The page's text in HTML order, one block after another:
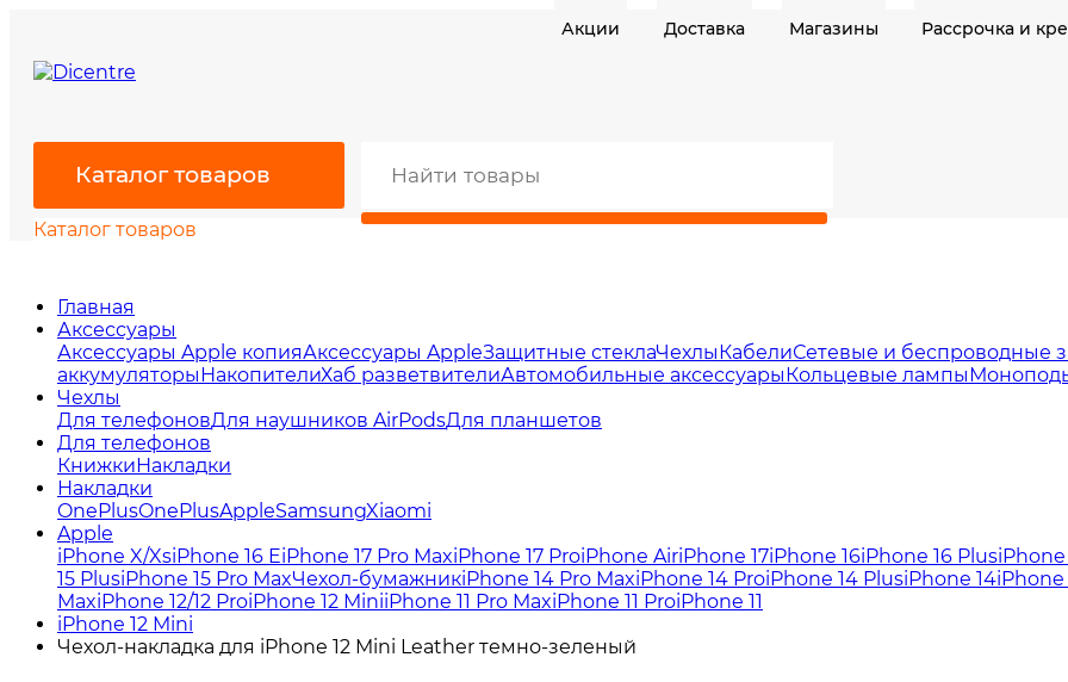
Акции Доставка Магазины Рассрочка и
Каталог товаров
Каталог товаров
Главная
Аксессуары
Аксессуары Apple копияАксессуары AppleЗащитные стеклаЧехлыКабелиСетевые и беспроводные
аккумуляторыНакопителиХаб разветвителиАвтомобильные аксессуарыКольцевые лампы
Чехлы
Для телефоновДля наушников AirPodsДля планшетов
Для телефонов
КнижкиНакладки
Накладки
OnePlusOnePlusAppleSamsungXiaomi
Apple
iPhone X/XsiPhone 16 EiPhone 17 Pro MaxiPhone 17 ProiPhone AiriPhone 17iPhone 16iPhone 16 PlusiPhone
15 PlusiPhone 15 Pro MaxЧехол-бумажникiPhone 14 Pro MaxiPhone 14 ProiPhone 14 PlusiPhone 14iPhone
MaxiPhone 12/12 ProiPhone 12 MiniiPhone 11 Pro MaxiPhone 11 ProiPhone 11
iPhone 12 Mini
Чехол-накладка для iPhone 12 Mini Leather темно-зеленый